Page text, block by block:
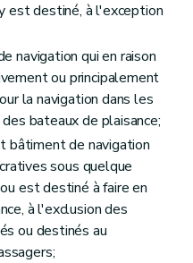
est destiné, à l'exception
navigation qui en raison
ou principalement
la navigation dans les
bateaux de plaisance;
bâtiment de navigation
sous quelque
est destiné à faire en
à l'exclusion des
ou destinés au